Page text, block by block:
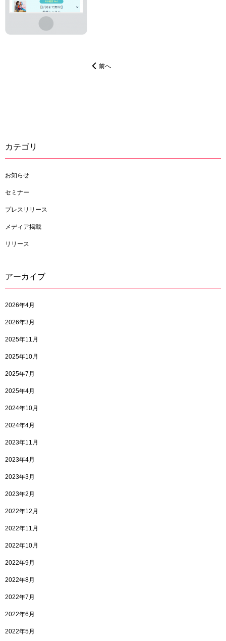
前へ
カテゴリ
お知らせ
セミナー
プレスリリース
メディア掲載
リリース
アーカイブ
2026年4月
2026年3月
2025年11月
2025年10月
2025年7月
2025年4月
2024年10月
2024年4月
2023年11月
2023年4月
2023年3月
2023年2月
2022年12月
2022年11月
2022年10月
2022年9月
2022年8月
2022年7月
2022年6月
2022年5月